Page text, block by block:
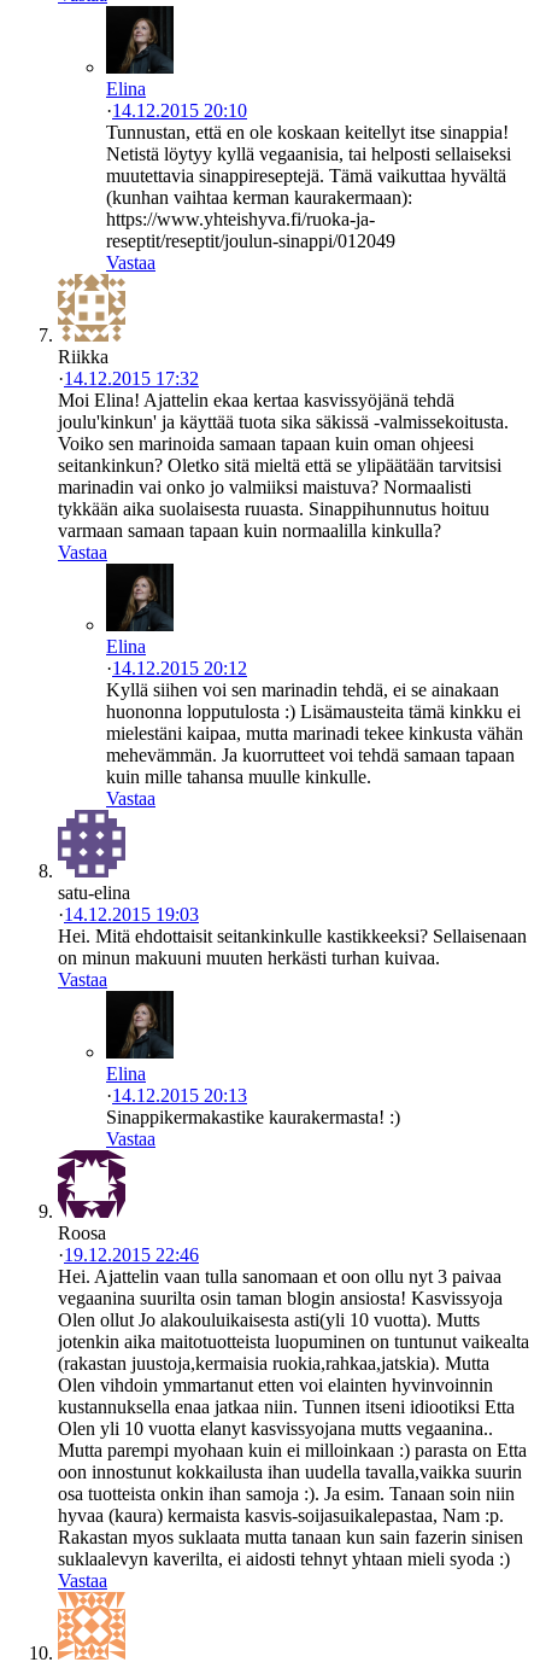
Elina
·14.12.2015 20:10
Tunnustan, että en ole koskaan keitellyt itse sinappia!
Netistä löytyy kyllä vegaanisia, tai helposti sellaiseksi
muutettavia sinappireseptejä. Tämä vaikuttaa hyvältä
(kunhan vaihtaa kerman kaurakermaan):
https://www.yhteishyva.fi/ruoka-ja-
reseptit/reseptit/joulun-sinappi/012049
Vastaa
Riikka
·14.12.2015 17:32
Moi Elina! Ajattelin ekaa kertaa kasvissyöjänä tehdä
joulu'kinkun' ja käyttää tuota sika säkissä -valmissekoitusta.
Voiko sen marinoida samaan tapaan kuin oman ohjeesi
seitankinkun? Oletko sitä mieltä että se ylipäätään tarvitsisi
marinadin vai onko jo valmiiksi maistuva? Normaalisti
tykkään aika suolaisesta ruuasta. Sinappihunnutus hoituu
varmaan samaan tapaan kuin normaalilla kinkulla?
Vastaa
Elina
·14.12.2015 20:12
Kyllä siihen voi sen marinadin tehdä, ei se ainakaan
huononna lopputulosta :) Lisämausteita tämä kinkku ei
mielestäni kaipaa, mutta marinadi tekee kinkusta vähän
mehevämmän. Ja kuorrutteet voi tehdä samaan tapaan
kuin mille tahansa muulle kinkulle.
Vastaa
satu-elina
·14.12.2015 19:03
Hei. Mitä ehdottaisit seitankinkulle kastikkeeksi? Sellaisenaan
on minun makuuni muuten herkästi turhan kuivaa.
Vastaa
Elina
·14.12.2015 20:13
Sinappikermakastike kaurakermasta! :)
Vastaa
Roosa
·19.12.2015 22:46
Hei. Ajattelin vaan tulla sanomaan et oon ollu nyt 3 paivaa
vegaanina suurilta osin taman blogin ansiosta! Kasvissyoja
Olen ollut Jo alakouluikaisesta asti(yli 10 vuotta). Mutts
jotenkin aika maitotuotteista luopuminen on tuntunut vaikealta
(rakastan juustoja,kermaisia ruokia,rahkaa,jatskia). Mutta
Olen vihdoin ymmartanut etten voi elainten hyvinvoinnin
kustannuksella enaa jatkaa niin. Tunnen itseni idiootiksi Etta
Olen yli 10 vuotta elanyt kasvissyojana mutts vegaanina..
Mutta parempi myohaan kuin ei milloinkaan :) parasta on Etta
oon innostunut kokkailusta ihan uudella tavalla,vaikka suurin
osa tuotteista onkin ihan samoja :). Ja esim. Tanaan soin niin
hyvaa (kaura) kermaista kasvis-soijasuikalepastaa, Nam :p.
Rakastan myos suklaata mutta tanaan kun sain fazerin sinisen
suklaalevyn kaverilta, ei aidosti tehnyt yhtaan mieli syoda :)
Vastaa